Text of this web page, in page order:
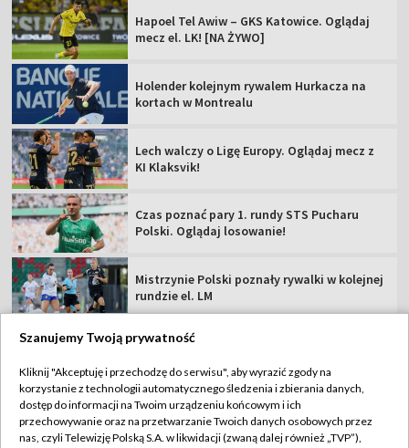
Hapoel Tel Awiw – GKS Katowice. Oglądaj
mecz el. LK! [NA ŻYWO]
Holender kolejnym rywalem Hurkacza na
kortach w Montrealu
Lech walczy o Ligę Europy. Oglądaj mecz z
KI Klaksvik!
Czas poznać pary 1. rundy STS Pucharu
Polski. Oglądaj losowanie!
Mistrzynie Polski poznały rywalki w kolejnej
rundzie el. LM
TVP
Abonament TVP
Regulamin TVP
Szanujemy Twoją prywatność
Kliknij "Akceptuję i przechodzę do serwisu", aby wyrazić zgody na
korzystanie z technologii automatycznego śledzenia i zbierania danych,
dostęp do informacji na Twoim urządzeniu końcowym i ich
przechowywanie oraz na przetwarzanie Twoich danych osobowych przez
nas, czyli Telewizję Polską S.A. w likwidacji (zwaną dalej również „TVP”),